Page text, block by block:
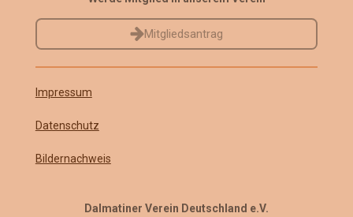
Mitgliedsantrag
Impressum
Datenschutz
Bildernachweis
Dalmatiner Verein Deutschland e.V.